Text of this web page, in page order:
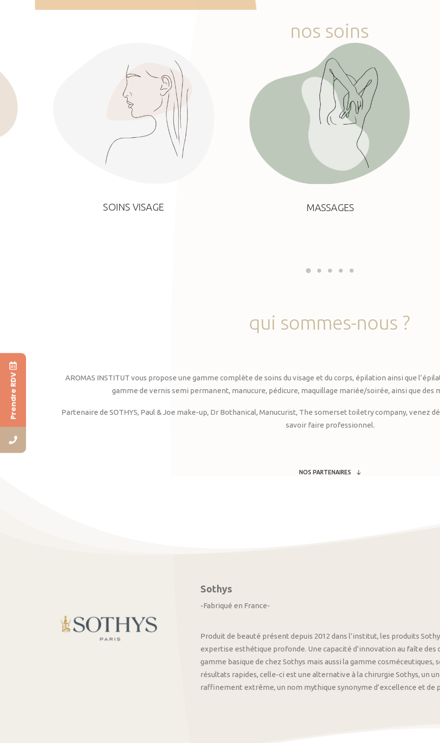
nos soins
SOINS VISAGE MASSAGES
qui sommes-nous ?
AROMAS INSTITUT vous propose une gamme complète de soins du visage et du corps, épilation ainsi que
gamme de vernis semi permanent, manucure, pédicure, maquillage mariée/soirée, ainsi que des
Partenaire de SOTHYS, Paul & Joe make-up, Dr Bothanical, Manucurist, The somerset toiletry company, venez
savoir faire professionnel.
NOS PARTENAIRES
Sothys
-Fabriqué en France-
Produit de beauté présent depuis 2012 dans l’institut, les produits
expertise esthétique profonde. Une capacité d’innovation au faîte
gamme basique de chez Sothys mais aussi la gamme
résultats rapides, celle-ci est une alternative à la chirurgie Sothys, un
raffinement extrême, un nom mythique synonyme d’excellence et de
Prendre RDV